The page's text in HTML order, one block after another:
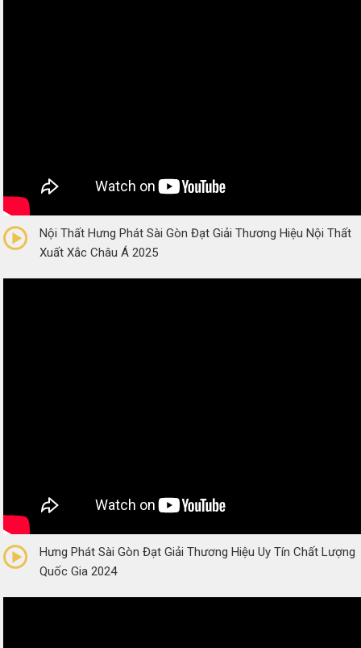
(0 Reviews)
Nội Thất Hưng Phát Sài Gòn Đạt Giải Thương Hiệu Nội Thất
Xuất Xắc Châu Á 2025
(0 Reviews)
Hưng Phát Sài Gòn Đạt Giải Thương Hiệu Uy Tín Chất Lượng
Quốc Gia 2024